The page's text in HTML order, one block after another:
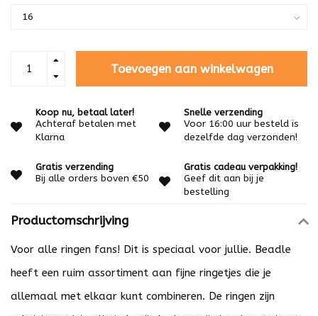
Toevoegen aan winkelwagen
Koop nu, betaal later!
Achteraf betalen met
Klarna
Snelle verzending
Voor 16:00 uur besteld is
dezelfde dag verzonden!
Gratis verzending
Bij alle orders boven €50
Gratis cadeau verpakking!
Geef dit aan bij je
bestelling
Productomschrijving
Voor alle ringen fans! Dit is speciaal voor jullie. Beadle
heeft een ruim assortiment aan fijne ringetjes die je
allemaal met elkaar kunt combineren. De ringen zijn